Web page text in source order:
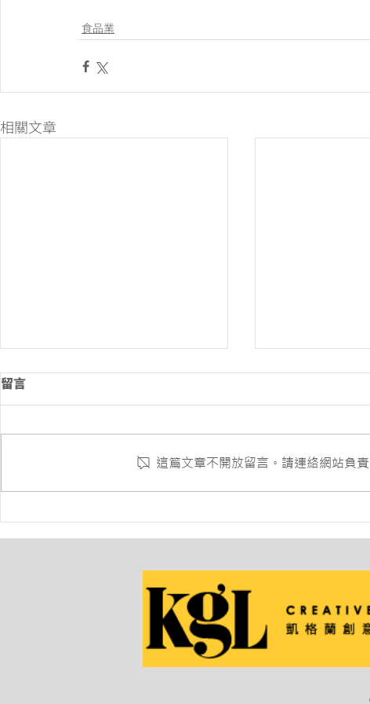
食品業
相關文章
2024台灣烘焙產業 趨勢論壇
留言
這篇文章不開放留言。請連絡網站負